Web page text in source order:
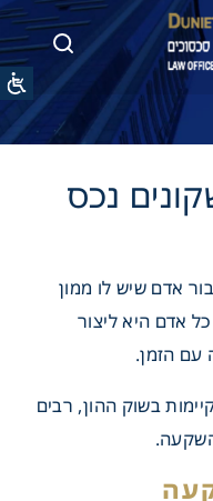
נכס
אדם שיש לו ממון
אדם היא ליצור
עם הזמן.
בשוק ההון, רבים